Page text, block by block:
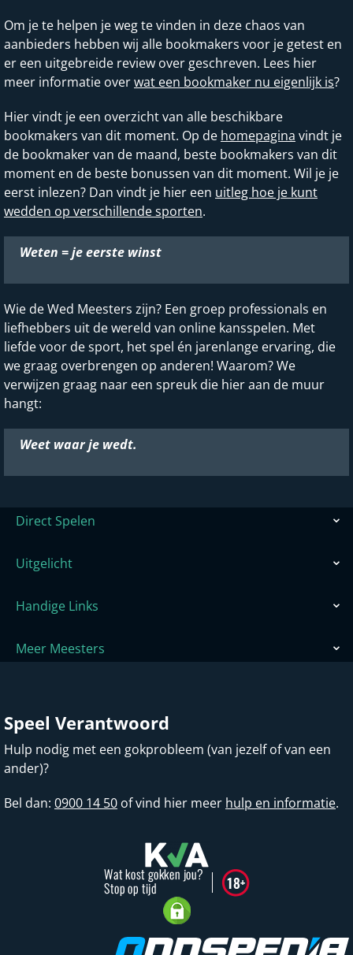
Om je te helpen je weg te vinden in deze chaos van
aanbieders hebben wij alle bookmakers voor je getest en
er een uitgebreide review over geschreven. Lees hier
meer informatie overwat een bookmaker nu eigenlijk is?
Hier vindt je een overzicht van alle beschikbare
bookmakers van dit moment. Op de homepagina vindt je
de bookmaker van de maand, beste bookmakers van dit
moment en de beste bonussen van dit moment. Wil je je
eerst inlezen? Dan vindt je hier een uitleg hoe je kunt
wedden op verschillende sporten.
Weten = je eerste winst
Wie de Wed Meesters zijn? Een groep professionals en
liefhebbers uit de wereld van online kansspelen. Met
liefde voor de sport, het spel én jarenlange ervaring, die
we graag overbrengen op anderen! Waarom? We
verwijzen graag naar een spreuk die hier aan de muur
hangt:
Weet waar je wedt.
Direct Spelen
Uitgelicht
Handige Links
Meer Meesters
Speel Verantwoord
Hulp nodig met een gokprobleem (van jezelf of van een
ander)?
Bel dan: 0900 14 50 of vind hier meer hulp en informatie.